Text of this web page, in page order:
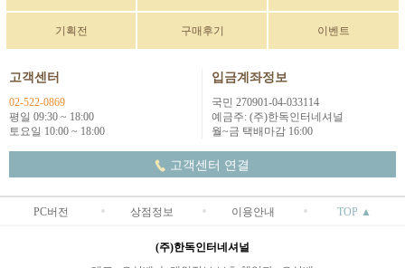
기획전 구매후기 이벤트
고객센터
02-522-0869
평일 09:30 ~ 18:00
토요일 10:00 ~ 18:00
입금계좌정보
국민 270901-04-033114
예금주: (주)한독인터네셔널
월~금 택배마감 16:00
고객센터 연결
PC버전 상점정보 이용안내 TOP ▲
(주)한독인터네셔널